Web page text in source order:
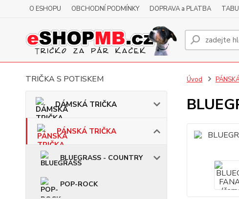
O ESHOPU OBCHODNÍ PODMÍNKY DOPRAVA a PLATBA
TRIČKA S POTISKEM
DÁMSKÁ TRIČKA
PÁNSKÁ TRIČKA
BLUEGRASS - COUNTRY
POP-ROCK
Úvod